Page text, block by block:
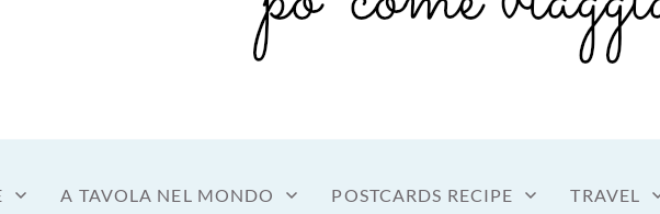
A TAVOLA NEL MONDO POSTCARDS RECIPE TRAVEL